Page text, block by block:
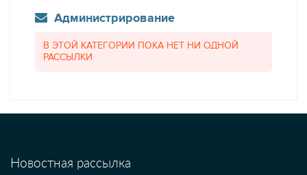
Администрирование
В ЭТОЙ КАТЕГОРИИ ПОКА НЕТ НИ ОДНОЙ
РАССЫЛКИ
Новостная рассылка